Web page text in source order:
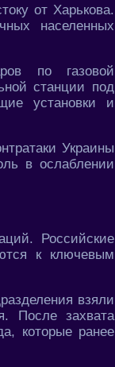
от Харькова.
населенных
по газовой
станции под
установки и
Украины
в ослаблении
Российские
к ключевым
взяли
После захвата
которые ранее